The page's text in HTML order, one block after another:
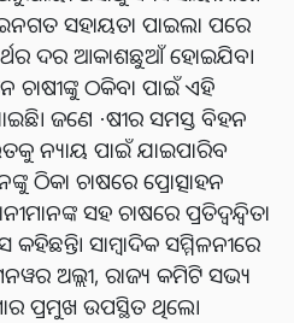
ସହାୟତା ପାଇଲା ପରେ
ଦର ଆକାଶଛୁଆଁ ହୋଇଯିବ।
ଚାଷୀଙ୍କୁ ଠକିବା ପାଇଁ ଏହି
ଜଣେ ·ଷୀର ସମସ୍ତ ବିହନ
ନ୍ୟାୟ ପାଇଁ ଯାଇପାରିବ
ଠିକା ଚାଷରେ ପ୍ରୋତ୍ସାହନ
ସହ ଚାଷରେ ପ୍ରତିଦ୍ୱନ୍ଦ୍ୱିତା
ସାମ୍ବାଦିକ ସମ୍ମିଳନୀରେ
ଅଲ୍ଲୀ, ରାଜ୍ୟ କମିଟି ସଭ୍ୟ
ପ୍ରମୁଖ ଉପସ୍ଥିତ ଥିଲେ।